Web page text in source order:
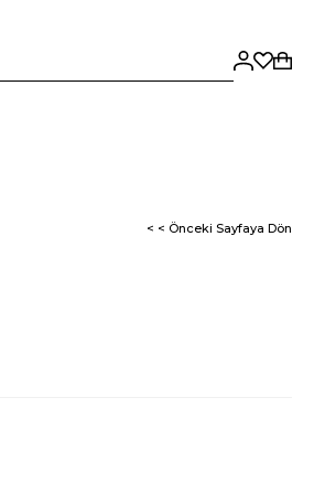
< < Önceki Sayfaya Dön